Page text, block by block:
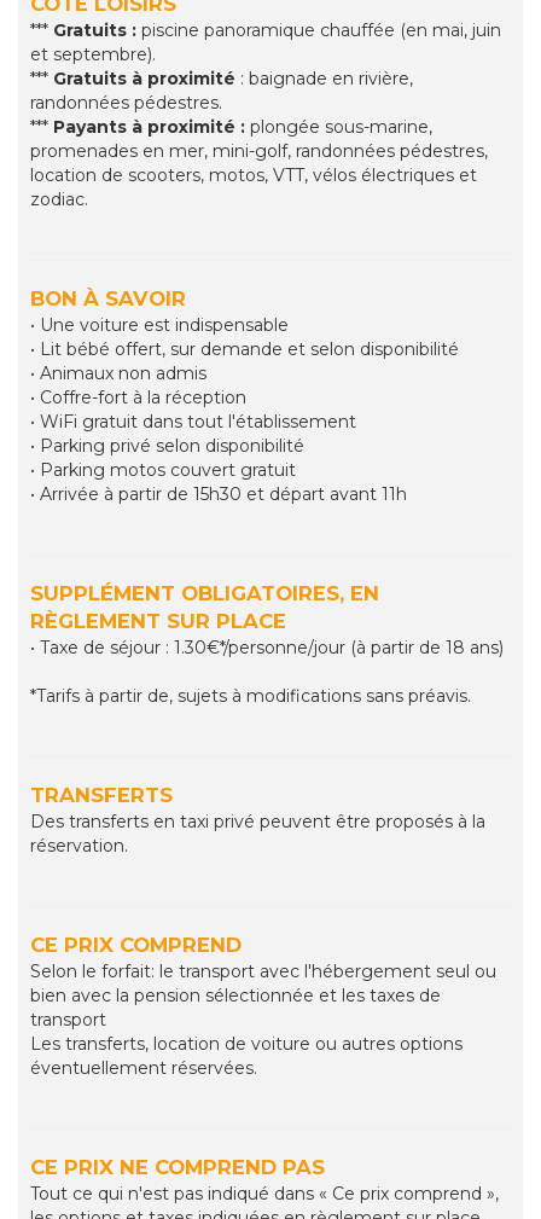
*** Gratuits : piscine panoramique chauffée (en mai, juin
et septembre).
*** Gratuits à proximité : baignade en rivière,
randonnées pédestres.
*** Payants à proximité : plongée sous-marine,
promenades en mer, mini-golf, randonnées pédestres,
location de scooters, motos, VTT, vélos électriques et
zodiac.
BON À SAVOIR
• Une voiture est indispensable
• Lit bébé offert, sur demande et selon disponibilité
• Animaux non admis
• Coffre-fort à la réception
• WiFi gratuit dans tout l'établissement
• Parking privé selon disponibilité
• Parking motos couvert gratuit
• Arrivée à partir de 15h30 et départ avant 11h
SUPPLÉMENT OBLIGATOIRES, EN
RÈGLEMENT SUR PLACE
• Taxe de séjour : 1.30€*/personne/jour (à partir de 18 ans)
*Tarifs à partir de, sujets à modifications sans préavis.
TRANSFERTS
Des transferts en taxi privé peuvent être proposés à la
réservation.
CE PRIX COMPREND
Selon le forfait: le transport avec l'hébergement seul ou
bien avec la pension sélectionnée et les taxes de
transport
Les transferts, location de voiture ou autres options
éventuellement réservées.
CE PRIX NE COMPREND PAS
Tout ce qui n'est pas indiqué dans « Ce prix comprend »,